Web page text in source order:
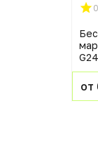
от